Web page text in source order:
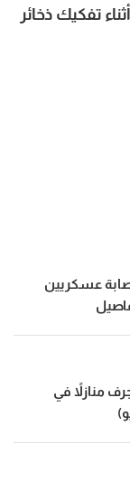
بجروح أثناء تفكيك ذخائر
عسكريين
منازلاً في